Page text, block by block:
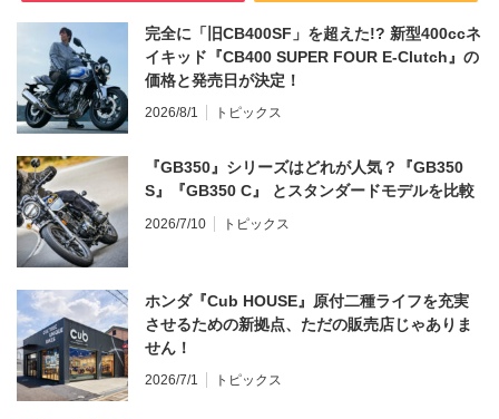
完全に「旧CB400SF」を超えた!? 新型400ccネ
イキッド『CB400 SUPER FOUR E-Clutch』の
価格と発売日が決定！
2026/8/1 トピックス
『GB350』シリーズはどれが人気？『GB350
S』『GB350 C』 とスタンダードモデルを比較
2026/7/10 トピックス
ホンダ『Cub HOUSE』原付二種ライフを充実
させるための新拠点、ただの販売店じゃありま
せん！
2026/7/1 トピックス